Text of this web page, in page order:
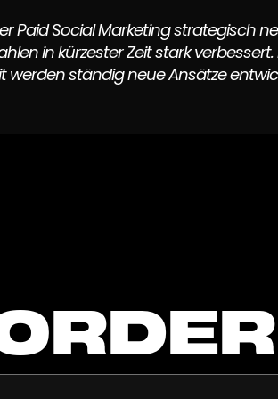
Paid Social Marketing strategisch
in kürzester Zeit stark
ständig neue Ansätze